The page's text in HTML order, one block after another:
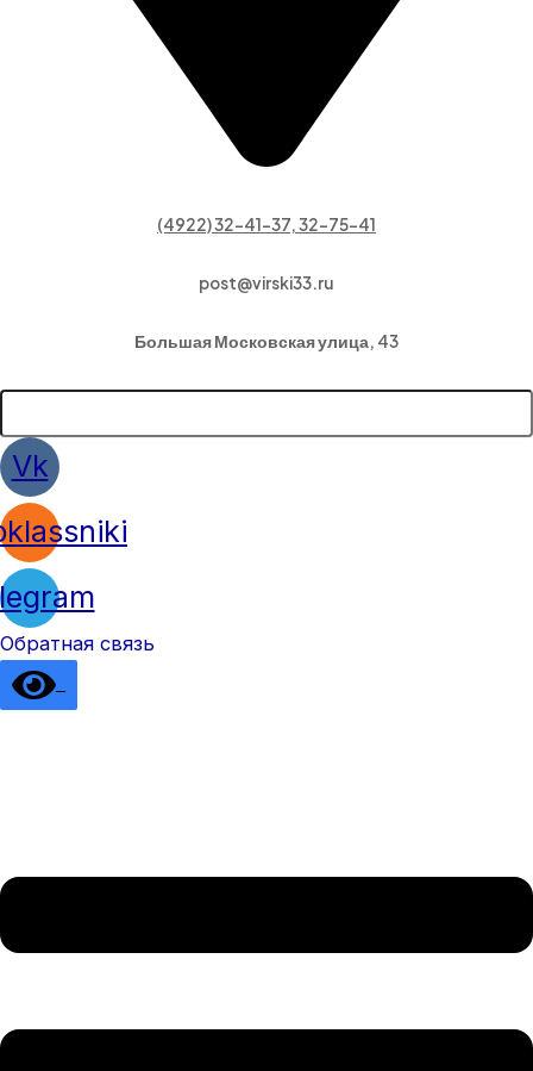
(4922) 32-41-37, 32-75-41
post@virski33.ru
Большая Московская улица, 43
Vk
Обратная связь